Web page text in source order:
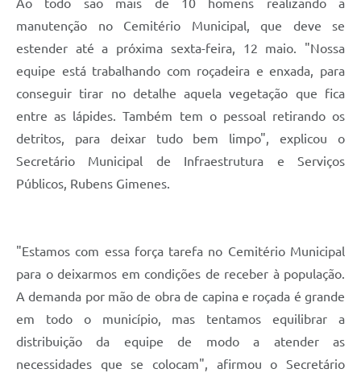
Ao todo são mais de 10 homens realizando a
manutenção no Cemitério Municipal, que deve se
estender até a próxima sexta-feira, 12 maio. "Nossa
equipe está trabalhando com roçadeira e enxada, para
conseguir tirar no detalhe aquela vegetação que fica
entre as lápides. Também tem o pessoal retirando os
detritos, para deixar tudo bem limpo", explicou o
Secretário Municipal de Infraestrutura e Serviços
Públicos, Rubens Gimenes.
"Estamos com essa força tarefa no Cemitério Municipal
para o deixarmos em condições de receber à população.
A demanda por mão de obra de capina e roçada é grande
em todo o município, mas tentamos equilibrar a
distribuição da equipe de modo a atender as
necessidades que se colocam", afirmou o Secretário